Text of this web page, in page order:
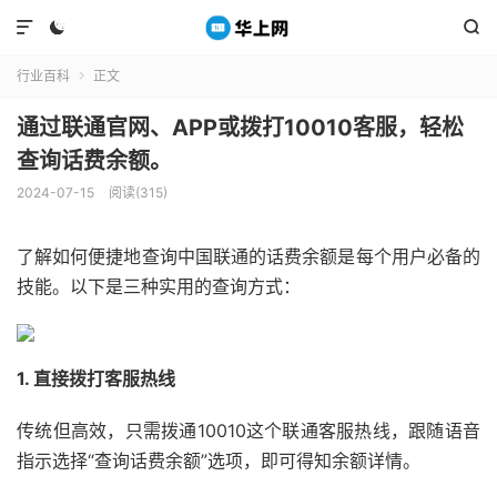
 

行业百科  正文
通过联通官网、APP或拨打10010客服，轻松
查询话费余额。
2024-07-15 阅读(315)
了解如何便捷地查询中国联通的话费余额是每个用户必备的
技能。以下是三种实用的查询方式：
1. 直接拨打客服热线
传统但高效，只需拨通10010这个联通客服热线，跟随语音
指示选择“查询话费余额”选项，即可得知余额详情。